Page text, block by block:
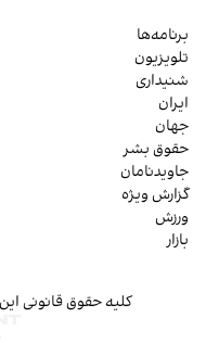
برنامه‌ها
تلویزیون
شنیداری
ایران
جهان
حقوق بشر
جاویدنامان
گزارش ویژه
ورزش
بازار
کلیه حقوق قانونی